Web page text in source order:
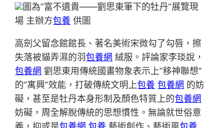
圖為“富不遺貴——劉思東筆下的牡丹”展覽現
場 主辦方包養 供圖
高劍父留念館館長、著名美術宋微勾了勾唇，擦
失落被貓弄濕的羽包養網 絨服。評論家李琰說，
包養網 劉思東用傳統國畫物象表示上“移神聯想”
的“寓興”效能，打破傳統文明上包養 包養網 的妨
礙，甚至是牡丹本身形制及顏色特質上的包養網
妨礙，周全解脫傳統的思想慣性。無論就世俗意